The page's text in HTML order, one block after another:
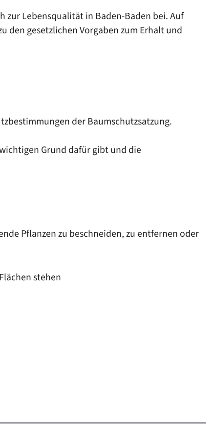
Lebensqualität in Baden-Baden bei. Auf
den gesetzlichen Vorgaben zum Erhalt und
der Baumschutzsatzung.
Grund dafür gibt und die
Pflanzen zu beschneiden, zu entfernen oder
stehen